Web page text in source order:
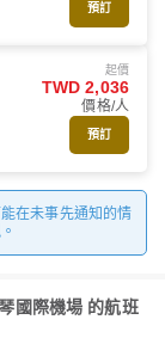
預訂
起價
TWD 2,036
價格/人
預訂
在未事先通知的情
國際機場 的航班